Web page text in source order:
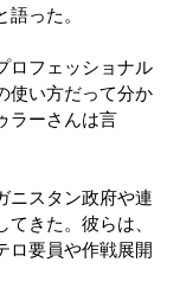
語った。
ロフェッショナル
使い方だって分か
ラーさんは言
ニスタン政府や連
きた。彼らは、
ロ要員や作戦展開